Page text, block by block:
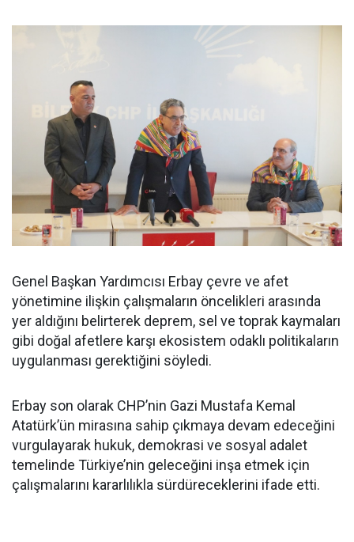
Genel Başkan Yardımcısı Erbay çevre ve afet
yönetimine ilişkin çalışmaların öncelikleri arasında
yer aldığını belirterek deprem, sel ve toprak kaymaları
gibi doğal afetlere karşı ekosistem odaklı politikaların
uygulanması gerektiğini söyledi.
Erbay son olarak CHP’nin Gazi Mustafa Kemal
Atatürk’ün mirasına sahip çıkmaya devam edeceğini
vurgulayarak hukuk, demokrasi ve sosyal adalet
temelinde Türkiye’nin geleceğini inşa etmek için
çalışmalarını kararlılıkla sürdüreceklerini ifade etti.